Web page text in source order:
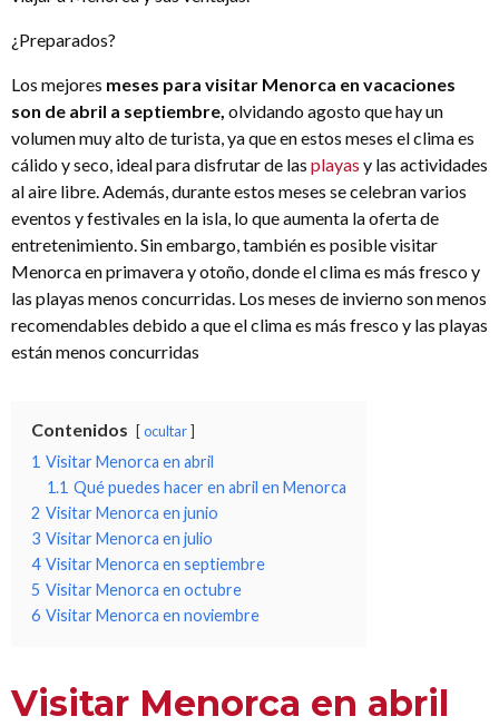
¿Preparados?
Los mejores meses para visitar Menorca en vacaciones
son de abril a septiembre, olvidando agosto que hay un
volumen muy alto de turista, ya que en estos meses el clima es
cálido y seco, ideal para disfrutar de las playas y las actividades
al aire libre. Además, durante estos meses se celebran varios
eventos y festivales en la isla, lo que aumenta la oferta de
entretenimiento. Sin embargo, también es posible visitar
Menorca en primavera y otoño, donde el clima es más fresco y
las playas menos concurridas. Los meses de invierno son menos
recomendables debido a que el clima es más fresco y las playas
están menos concurridas
Contenidos ocultar
1 Visitar Menorca en abril
1.1 Qué puedes hacer en abril en Menorca
2 Visitar Menorca en junio
3 Visitar Menorca en julio
4 Visitar Menorca en septiembre
5 Visitar Menorca en octubre
6 Visitar Menorca en noviembre
Visitar Menorca en abril